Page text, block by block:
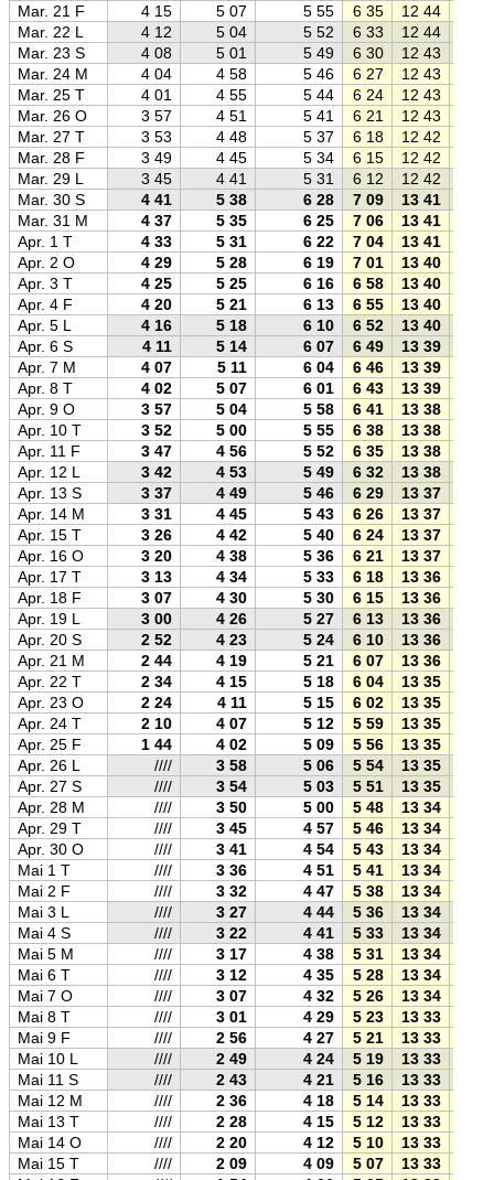
Mar. 21 F
4 15 5 07 5 55 6 35 12 44
Mar. 22 L
4 12 5 04 5 52 6 33 12 44
Mar. 23 S
4 08 5 01 5 49 6 30 12 43
Mar. 24 M
4 04 4 58 5 46 6 27 12 43
Mar. 25 T
4 01 4 55 5 44 6 24 12 43
Mar. 26 O
3 57 4 51 5 41 6 21 12 43
Mar. 27 T
3 53 4 48 5 37 6 18 12 42
Mar. 28 F
3 49 4 45 5 34 6 15 12 42
Mar. 29 L
3 45 4 41 5 31 6 12 12 42
Mar. 30 S
4 41 5 38 6 28 7 09 13 41
Mar. 31 M
4 37 5 35 6 25 7 06 13 41
Apr. 1 T
4 33 5 31 6 22 7 04 13 41
Apr. 2 O
4 29 5 28 6 19 7 01 13 40
Apr. 3 T
4 25 5 25 6 16 6 58 13 40
Apr. 4 F
4 20 5 21 6 13 6 55 13 40
Apr. 5 L
4 16 5 18 6 10 6 52 13 40
Apr. 6 S
4 11 5 14 6 07 6 49 13 39
Apr. 7 M
4 07 5 11 6 04 6 46 13 39
Apr. 8 T
4 02 5 07 6 01 6 43 13 39
Apr. 9 O
3 57 5 04 5 58 6 41 13 38
Apr. 10 T
3 52 5 00 5 55 6 38 13 38
Apr. 11 F
3 47 4 56 5 52 6 35 13 38
Apr. 12 L
3 42 4 53 5 49 6 32 13 38
Apr. 13 S
3 37 4 49 5 46 6 29 13 37
Apr. 14 M
3 31 4 45 5 43 6 26 13 37
Apr. 15 T
3 26 4 42 5 40 6 24 13 37
Apr. 16 O
3 20 4 38 5 36 6 21 13 37
Apr. 17 T
3 13 4 34 5 33 6 18 13 36
Apr. 18 F
3 07 4 30 5 30 6 15 13 36
Apr. 19 L
3 00 4 26 5 27 6 13 13 36
Apr. 20 S
2 52 4 23 5 24 6 10 13 36
Apr. 21 M
2 44 4 19 5 21 6 07 13 36
Apr. 22 T
2 34 4 15 5 18 6 04 13 35
Apr. 23 O
2 24 4 11 5 15 6 02 13 35
Apr. 24 T
2 10 4 07 5 12 5 59 13 35
Apr. 25 F
1 44 4 02 5 09 5 56 13 35
Apr. 26 L
//// 3 58 5 06 5 54 13 35
Apr. 27 S
//// 3 54 5 03 5 51 13 35
Apr. 28 M
//// 3 50 5 00 5 48 13 34
Apr. 29 T
//// 3 45 4 57 5 46 13 34
Apr. 30 O
//// 3 41 4 54 5 43 13 34
Mai 1 T
//// 3 36 4 51 5 41 13 34
Mai 2 F
//// 3 32 4 47 5 38 13 34
Mai 3 L
//// 3 27 4 44 5 36 13 34
Mai 4 S
//// 3 22 4 41 5 33 13 34
Mai 5 M
//// 3 17 4 38 5 31 13 34
Mai 6 T
//// 3 12 4 35 5 28 13 34
Mai 7 O
//// 3 07 4 32 5 26 13 34
Mai 8 T
//// 3 01 4 29 5 23 13 33
Mai 9 F
//// 2 56 4 27 5 21 13 33
Mai 10 L
//// 2 49 4 24 5 19 13 33
Mai 11 S
//// 2 43 4 21 5 16 13 33
Mai 12 M
//// 2 36 4 18 5 14 13 33
Mai 13 T
//// 2 28 4 15 5 12 13 33
Mai 14 O
//// 2 20 4 12 5 10 13 33
Mai 15 T
//// 2 09 4 09 5 07 13 33